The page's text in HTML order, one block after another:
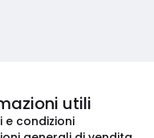
utili
e condizioni